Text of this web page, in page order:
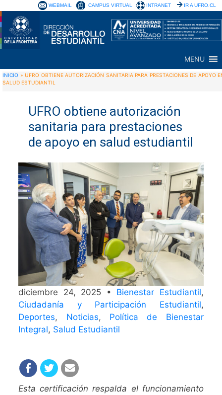
WEBMAIL CAMPUS VIRTUAL INTRANET IR A UFRO.CL
MENU
INICIO » UFRO OBTIENE AUTORIZACIÓN SANITARIA PARA PRESTACIONES DE APOYO
SALUD ESTUDIANTIL
UFRO obtiene autorización
sanitaria para prestaciones
de apoyo en salud estudiantil
diciembre 24, 2025 • Bienestar Estudiantil,
Ciudadanía y Participación Estudiantil,
Deportes, Noticias, Política de Bienestar
Integral, Salud Estudiantil
Esta certificación respalda el funcionamiento